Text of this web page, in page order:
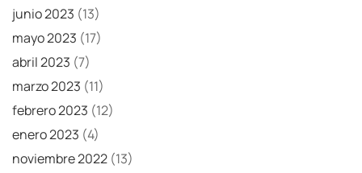
junio 2023 (13)
mayo 2023 (17)
abril 2023 (7)
marzo 2023 (11)
febrero 2023 (12)
enero 2023 (4)
noviembre 2022 (13)